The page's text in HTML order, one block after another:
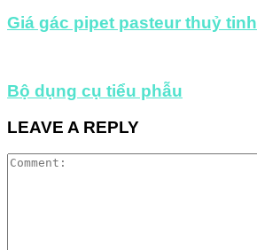
Giá gác pipet pasteur thuỷ tinh
Bộ dụng cụ tiểu phẫu
LEAVE A REPLY